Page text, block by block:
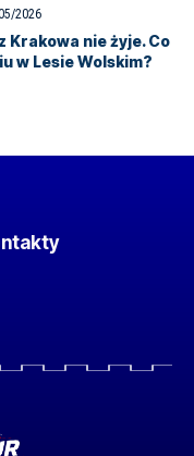
2026
Krakowa nie żyje. Co
w Lesie Wolskim?